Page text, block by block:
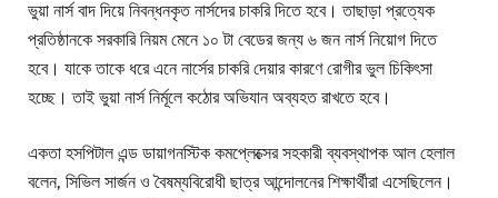
ভুয়া নার্স বাদ দিয়ে নিবন্ধনকৃত নার্সদের চাকরি দিতে হবে। তাছাড়া প্রত্যেক
প্রতিষ্ঠানকে সরকারি নিয়ম মেনে ১০ টা বেডের জন্য ৬ জন নার্স নিয়োগ দিতে
হবে। যাকে তাকে ধরে এনে নার্সের চাকরি দেয়ার কারণে রোগীর ভুল চিকিৎসা
হচ্ছে। তাই ভুয়া নার্স নির্মূলে কঠোর অভিযান অব্যহত রাখতে হবে।
একতা হসপিটাল এন্ড ডায়াগনস্টিক কমপ্লেক্সের সহকারী ব্যবস্থাপক আল হেলাল
বলেন, সিভিল সার্জন ও বৈষম্যবিরোধী ছাত্র আন্দোলনের শিক্ষার্থীরা এসেছিলেন।